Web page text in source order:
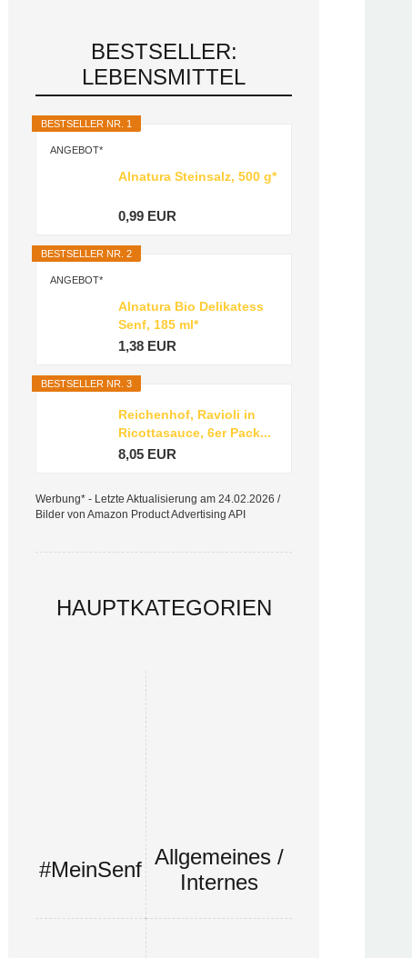
BESTSELLER:
LEBENSMITTEL
ANGEBOT*
BESTSELLER NR. 1
Alnatura Steinsalz, 500 g*
0,99 EUR
ANGEBOT*
BESTSELLER NR. 2
Alnatura Bio Delikatess
Senf, 185 ml*
1,38 EUR
BESTSELLER NR. 3
Reichenhof, Ravioli in
Ricottasauce, 6er Pack...
8,05 EUR
Werbung* - Letzte Aktualisierung am 24.02.2026 /
Bilder von Amazon Product Advertising API
HAUPTKATEGORIEN
#MeinSenf
Allgemeines /
Internes